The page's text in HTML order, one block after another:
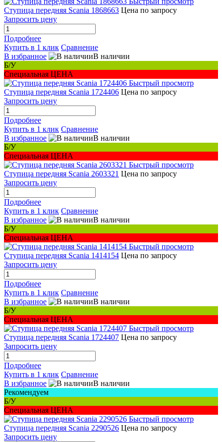
Ступица передняя Scania 1868663 Цена по запросу
Запросить цену
Подробнее
Купить в 1 клик Сравнение
В избранное
В наличии
Б/У
Специальная ЦЕНА
Быстрый просмотр
Ступица передняя Scania 1724406 Цена по запросу
Запросить цену
Подробнее
Купить в 1 клик Сравнение
В избранное
В наличии
Б/У
Специальная ЦЕНА
Быстрый просмотр
Ступица передняя Scania 2603321 Цена по запросу
Запросить цену
Подробнее
Купить в 1 клик Сравнение
В избранное
В наличии
Б/У
Специальная ЦЕНА
Быстрый просмотр
Ступица передняя Scania 1414154 Цена по запросу
Запросить цену
Подробнее
Купить в 1 клик Сравнение
В избранное
В наличии
Б/У
Специальная ЦЕНА
Быстрый просмотр
Ступица передняя Scania 1724407 Цена по запросу
Запросить цену
Подробнее
Купить в 1 клик Сравнение
В избранное
В наличии
Рекомендуем
Б/У
Специальная ЦЕНА
Быстрый просмотр
Ступица передняя Scania 2290526 Цена по запросу
Запросить цену